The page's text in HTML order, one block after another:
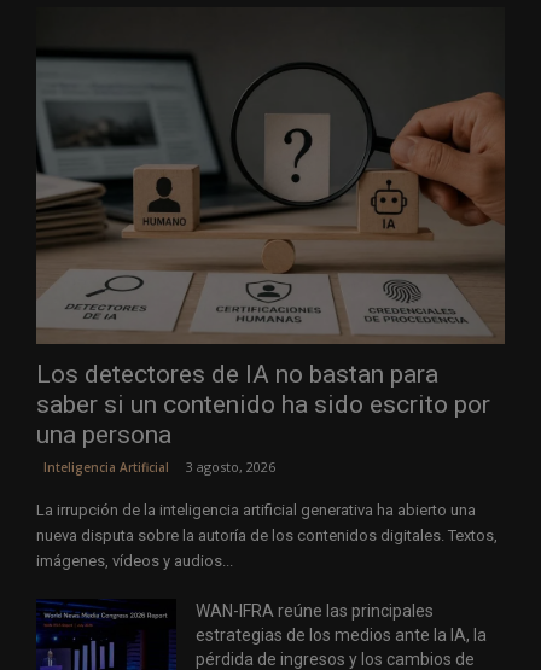
Los detectores de IA no bastan para
saber si un contenido ha sido escrito por
una persona
Inteligencia Artificial 3 agosto, 2026
La irrupción de la inteligencia artificial generativa ha abierto una
nueva disputa sobre la autoría de los contenidos digitales. Textos,
imágenes, vídeos y audios...
WAN-IFRA reúne las principales
estrategias de los medios ante la IA, la
pérdida de ingresos y los cambios de